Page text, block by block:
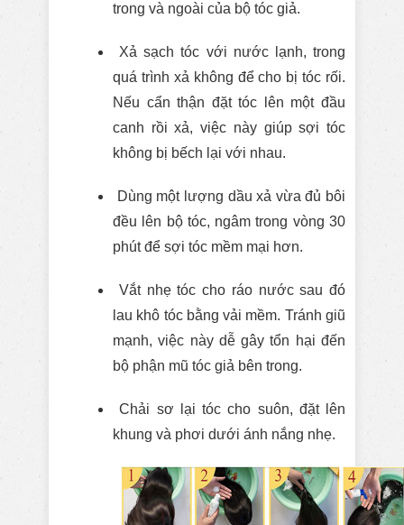
trong và ngoài của bộ tóc giả.
Xả sạch tóc với nước lạnh, trong
quá trình xả không để cho bị tóc rối.
Nếu cẩn thận đặt tóc lên một đầu
canh rồi xả, việc này giúp sợi tóc
không bị bếch lại với nhau.
Dùng một lượng dầu xả vừa đủ bôi
đều lên bộ tóc, ngâm trong vòng 30
phút để sợi tóc mềm mại hơn.
Vắt nhẹ tóc cho ráo nước sau đó
lau khô tóc bằng vải mềm. Tránh giũ
mạnh, việc này dễ gây tổn hại đến
bộ phận mũ tóc giả bên trong.
Chải sơ lại tóc cho suôn, đặt lên
khung và phơi dưới ánh nắng nhẹ.